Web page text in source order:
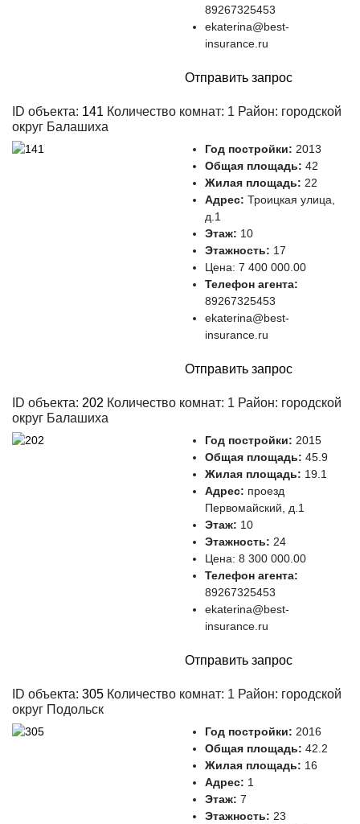
89267325453
ekaterina@best-
insurance.ru
Отправить запрос
ID объекта: 141 Количество комнат: 1 Район: городской
округ Балашиха
Год постройки: 2013
Общая площадь: 42
Жилая площадь: 22
Адрес: Троицкая улица,
д.1
Этаж: 10
Этажность: 17
Цена: 7 400 000.00
Телефон агента:
89267325453
ekaterina@best-
insurance.ru
Отправить запрос
ID объекта: 202 Количество комнат: 1 Район: городской
округ Балашиха
Год постройки: 2015
Общая площадь: 45.9
Жилая площадь: 19.1
Адрес: проезд
Первомайский, д.1
Этаж: 10
Этажность: 24
Цена: 8 300 000.00
Телефон агента:
89267325453
ekaterina@best-
insurance.ru
Отправить запрос
ID объекта: 305 Количество комнат: 1 Район: городской
округ Подольск
Год постройки: 2016
Общая площадь: 42.2
Жилая площадь: 16
Адрес: 1
Этаж: 7
Этажность: 23